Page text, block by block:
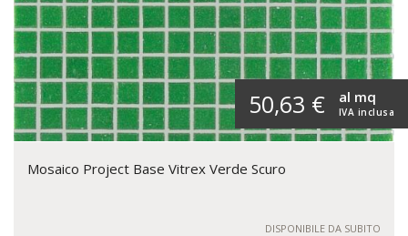
50,63 € IVA inclusa
al mq
Mosaico Project Base Vitrex Verde Scuro
DISPONIBILE DA SUBITO